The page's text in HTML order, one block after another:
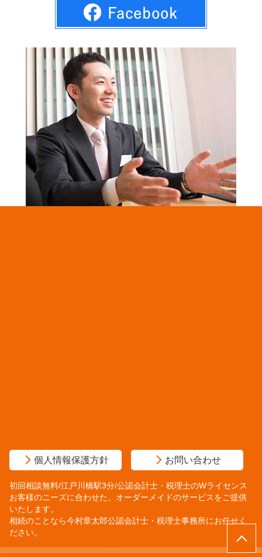
個人情報保護方針 お問い合わせ
初回相談無料/江戸川橋駅3分/公認会計士・税理士のWライセンス
お客様のニーズに合わせた、オーダーメイドのサービスをご提供
いたします。
相続のことなら今村章太郎公認会計士・税理士事務所にお任せく
ださい。